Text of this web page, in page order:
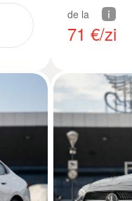
de la
71 €/zi